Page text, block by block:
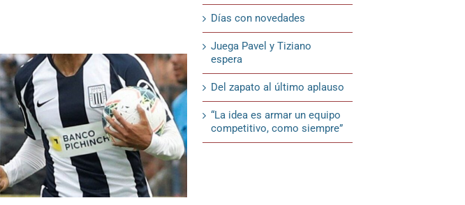
Días con novedades
Juega Pavel y Tiziano
espera
Del zapato al último aplauso
“La idea es armar un equipo
competitivo, como siempre”